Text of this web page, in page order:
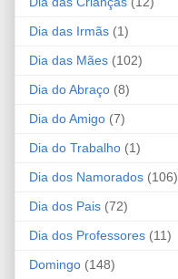
Dia das Irmãs (1)
Dia das Mães (102)
Dia do Abraço (8)
Dia do Amigo (7)
Dia do Trabalho (1)
Dia dos Namorados (106)
Dia dos Pais (72)
Dia dos Professores (11)
Domingo (148)